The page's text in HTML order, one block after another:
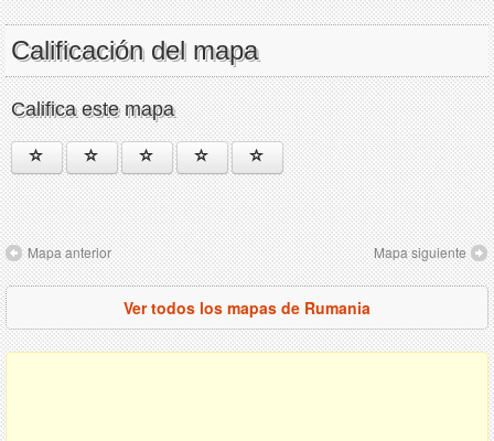
Calificación del mapa
Califica este mapa
Mapa anterior Mapa siguiente
Ver todos los mapas de Rumania